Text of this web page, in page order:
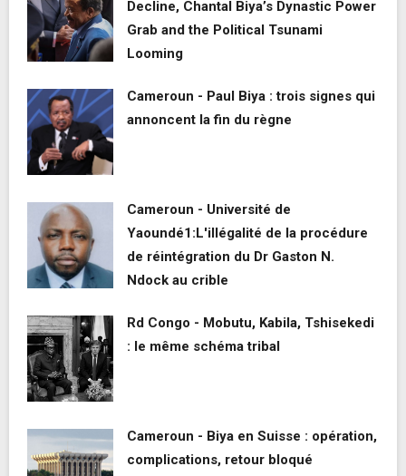
Decline, Chantal Biya’s Dynastic Power
Grab and the Political Tsunami
Looming
Cameroun - Paul Biya : trois signes qui
annoncent la fin du règne
Cameroun - Université de
Yaoundé1:L'illégalité de la procédure
de réintégration du Dr Gaston N.
Ndock au crible
Rd Congo - Mobutu, Kabila, Tshisekedi
: le même schéma tribal
Cameroun - Biya en Suisse : opération,
complications, retour bloqué